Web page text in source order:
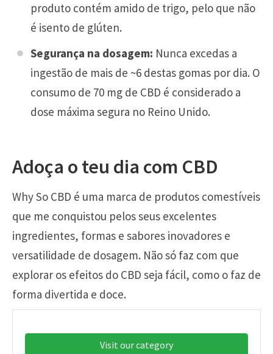
produto contém amido de trigo, pelo que não
é isento de glúten.
Segurança na dosagem: Nunca excedas a
ingestão de mais de ~6 destas gomas por dia. O
consumo de 70 mg de CBD é considerado a
dose máxima segura no Reino Unido.
Adoça o teu dia com CBD
Why So CBD é uma marca de produtos comestíveis
que me conquistou pelos seus excelentes
ingredientes, formas e sabores inovadores e
versatilidade de dosagem. Não só faz com que
explorar os efeitos do CBD seja fácil, como o faz de
forma divertida e doce.
Visit our category